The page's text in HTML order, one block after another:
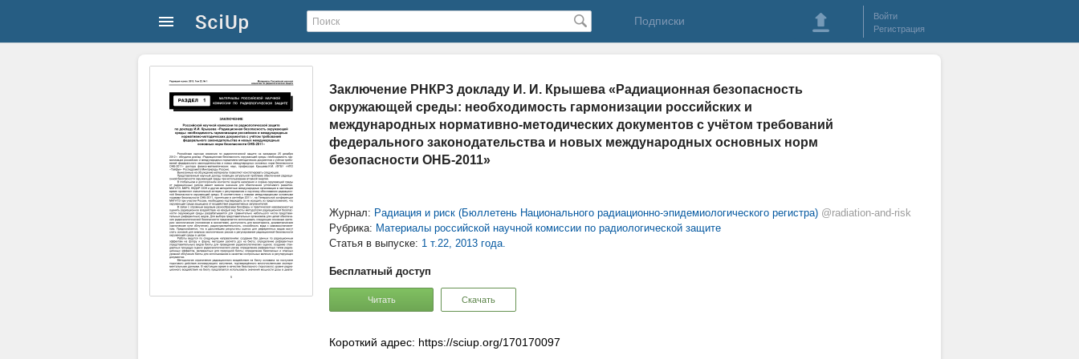
Подписки
Войти
Регистрация
Заключение РНКРЗ докладу И. И. Крышева «Радиационная безопасность
окружающей среды: необходимость гармонизации российских и
международных нормативно-методических документов с учётом требований
федерального законодательства и новых международных основных норм
безопасности ОНБ-2011»
Журнал: Радиация и риск (Бюллетень Национального радиационно-эпидемиологического регистра) @radiation-and-risk
Рубрика: Материалы российской научной комиссии по радиологической защите
Статья в выпуске: 1 т.22, 2013 года.
Бесплатный доступ
Читать Скачать
Короткий адрес: https://sciup.org/170170097